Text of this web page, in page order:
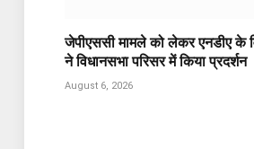
जेपीएससी मामले को लेकर एनडीए के
ने विधानसभा परिसर में किया प्रदर्शन
August 6, 2026